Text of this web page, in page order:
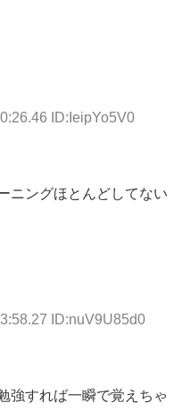
ID:IeipYo5V0
ニングほとんどしてない
ID:nuV9U85d0
強すれば一瞬で覚えちゃ